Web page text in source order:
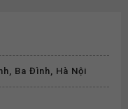
Ba Đình, Hà Nội